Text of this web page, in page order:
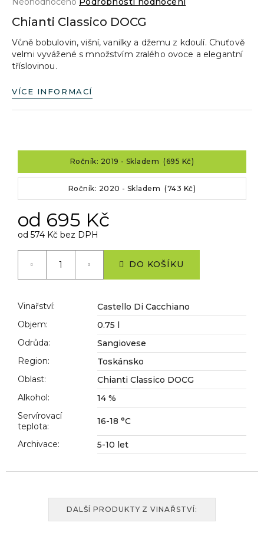
produktu
0,0
z
5
Chianti Classico DOCG
Vůně bobulovin, višní, vanilky a džemu z kdoulí. Chuťově
velmi vyvážené s množstvím zralého ovoce a elegantní
tříslovinou.
VÍCE INFORMACÍ
Ročník: 2019 - Skladem (695 Kč)
Ročník: 2020 - Skladem (743 Kč)
od 695 Kč
od 574 Kč bez DPH
DO KOŠÍKU
Vinařství:
Castello Di Cacchiano
Objem:
0.75 l
Odrůda:
Sangiovese
Region:
Toskánsko
Oblast:
Chianti Classico DOCG
Alkohol:
14 %
Servírovací
teplota: 16-18 °C
Archivace: 5-10 let
DALŠÍ PRODUKTY Z VINAŘSTVÍ:
a
j
í
t
o
p
o
u
u
e
m
e